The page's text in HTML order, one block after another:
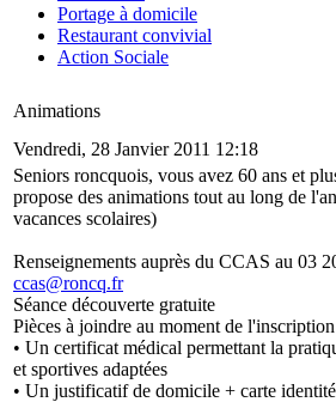
Portage à domicile
Restaurant convivial
Action Sociale
Animations
Vendredi, 28 Janvier 2011 12:18
Seniors roncquois, vous avez 60 ans et
propose des animations tout au long de
vacances scolaires)
Renseignements auprès du CCAS au 03
ccas@roncq.fr
Séance découverte gratuite
Pièces à joindre au moment de
• Un certificat médical permettant la
et sportives adaptées
• Un justificatif de domicile + carte identité